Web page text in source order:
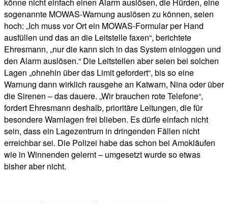
sogenannte MOWAS-Warnung auslösen zu können, seien
hoch: „Ich muss vor Ort ein MOWAS-Formular per Hand
ausfüllen und das an die Leitstelle faxen“, berichtete
Ehresmann, „nur die kann sich in das System einloggen und
den Alarm auslösen.“ Die Leitstellen aber seien bei solchen
Lagen „ohnehin über das Limit gefordert“, bis so eine
Warnung dann wirklich rausgehe an Katwarn, Nina oder über
die Sirenen – das dauere. „Wir brauchen rote Telefone“,
fordert Ehresmann deshalb, prioritäre Leitungen, die für
besondere Warnlagen frei blieben. Es dürfe einfach nicht
sein, dass ein Lagezentrum in dringenden Fällen nicht
erreichbar sei. Die Polizei habe das schon bei Amokläufen
wie in Winnenden gelernt – umgesetzt wurde so etwas
bisher aber nicht.